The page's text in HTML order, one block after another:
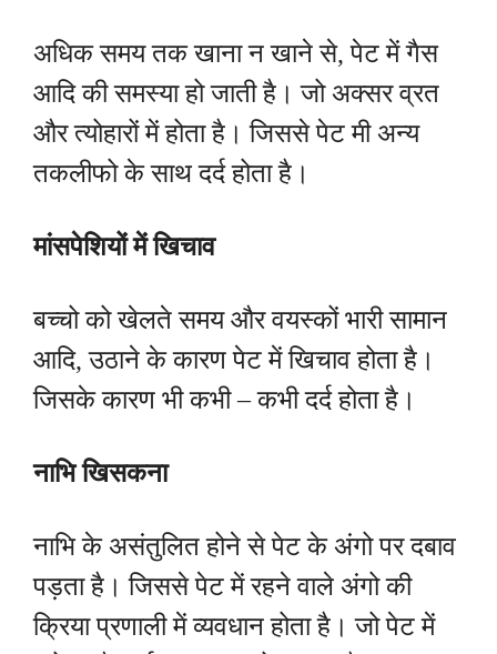
अधिक समय तक खाना न खाने से, पेट में गैस
आदि की समस्या हो जाती है। जो अक्सर व्रत
और त्योहारों में होता है। जिससे पेट मी अन्य
तकलीफो के साथ दर्द होता है।
मांसपेशियों में खिचाव
बच्चो को खेलते समय और वयस्कों भारी सामान
आदि, उठाने के कारण पेट में खिचाव होता है।
जिसके कारण भी कभी – कभी दर्द होता है।
नाभि खिसकना
नाभि के असंतुलित होने से पेट के अंगो पर दबाव
पड़ता है। जिससे पेट में रहने वाले अंगो की
क्रिया प्रणाली में व्यवधान होता है। जो पेट में